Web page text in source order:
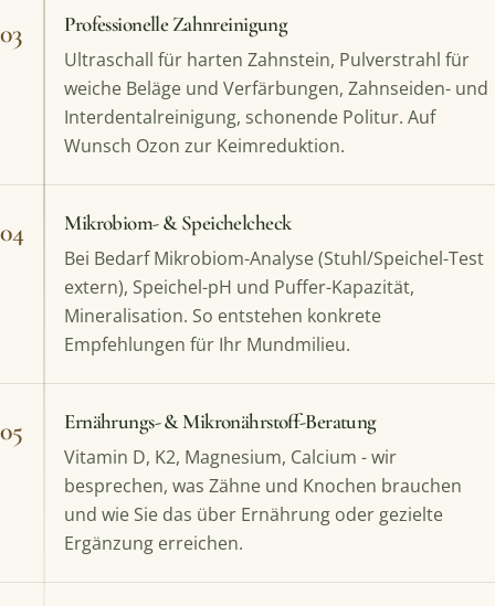
03 Professionelle Zahnreinigung
Ultraschall für harten Zahnstein, Pulverstrahl für
weiche Beläge und Verfärbungen, Zahnseiden- und
Interdentalreinigung, schonende Politur. Auf
Wunsch Ozon zur Keimreduktion.
04 Mikrobiom- & Speichelcheck
Bei Bedarf Mikrobiom-Analyse (Stuhl/Speichel-Test
extern), Speichel-pH und Puffer-Kapazität,
Mineralisation. So entstehen konkrete
Empfehlungen für Ihr Mundmilieu.
05 Ernährungs- & Mikronährstoff-Beratung
Vitamin D, K2, Magnesium, Calcium - wir
besprechen, was Zähne und Knochen brauchen
und wie Sie das über Ernährung oder gezielte
Ergänzung erreichen.